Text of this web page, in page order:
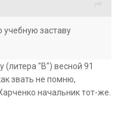
учебную заставу
(литера "В") весной 91
звать не помню,
начальник тот-же.